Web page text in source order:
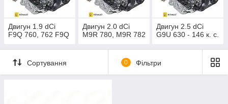
Двигун 1.9 dCi
F9Q 760, 762 F9Q
Двигун 2.0 dCi
M9R 780, M9R 782
Двигун 2.5 dCi
G9U 630 - 146 к. с.
Сортування 0 Фільтри